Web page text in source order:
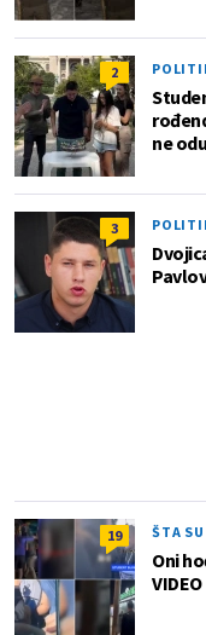
2
ne
3
19 ŠTA
Oni
VIDEO